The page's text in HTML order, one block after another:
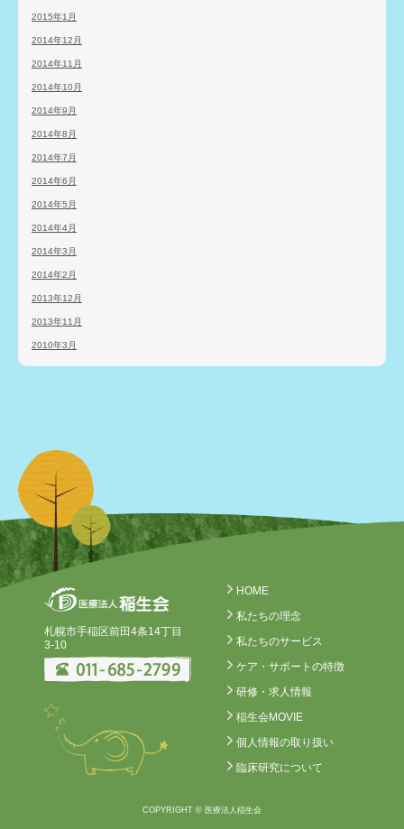
2015年1月
2014年12月
2014年11月
2014年10月
2014年9月
2014年8月
2014年7月
2014年6月
2014年5月
2014年4月
2014年3月
2014年2月
2013年12月
2013年11月
2010年3月
札幌市手稲区前田4条14丁目
3-10
HOME
私たちの理念
私たちのサービス
ケア・サポートの特徴
研修・求人情報
稲生会MOVIE
個人情報の取り扱い
臨床研究について
COPYRIGHT © 医療法人稲生会